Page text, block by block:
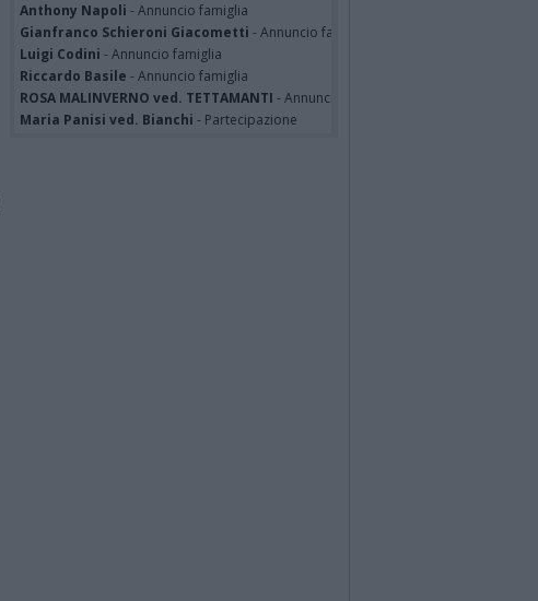
Anthony Napoli - Annuncio famiglia
Gianfranco Schieroni Giacometti - Annuncio famiglia
Luigi Codini - Annuncio famiglia
Riccardo Basile - Annuncio famiglia
ROSA MALINVERNO ved. TETTAMANTI - Annuncio famiglia
Maria Panisi ved. Bianchi - Partecipazione